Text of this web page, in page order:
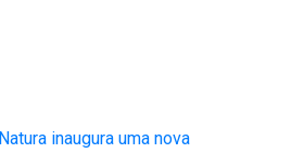
Natura inaugura uma nova